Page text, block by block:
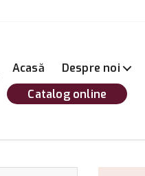
Acasă Despre noi
Catalog online